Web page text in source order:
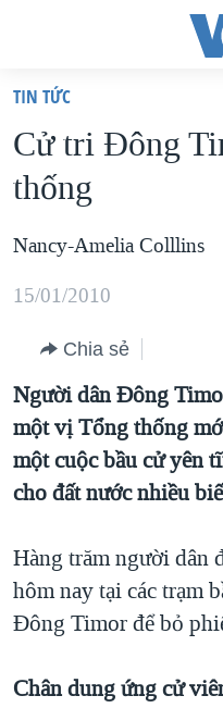
truy
cập
Tới
dung
chính
hướng
chính
Đi
tới
VIỆT NAM
HOA KỲ
BIỂN ĐÔNG
DIỄN ĐÀN
MỤC
TỰ DO BÁO CHÍ
VẠCH TRẦN TIN GIẢ
ĐỜI SỐNG
KINH TẾ
KHOA HỌC
CHUYÊN ĐỀ
CHIẾN TRANH
TẠI
MỘT NĂM CHIẾN
GIẢI MÃ VÀNH ĐAI &
TRỊNH VĨNH BÌNH -
HỌC TIẾNG ANH
VIDEO
NGHE
MẠNG XÃ HỘI
TIN TỨC
Cử tri Ðông
thống
Nancy-Amelia Colllins
15/01/2010
Chia sẻ
Người dân Đông
một vị Tổng thống
một cuộc bầu cử yên
cho đất nước nhiều
Hàng trăm người dân
hôm nay tại các trạm
Đông Timor để bỏ
Chân dung ứng cử